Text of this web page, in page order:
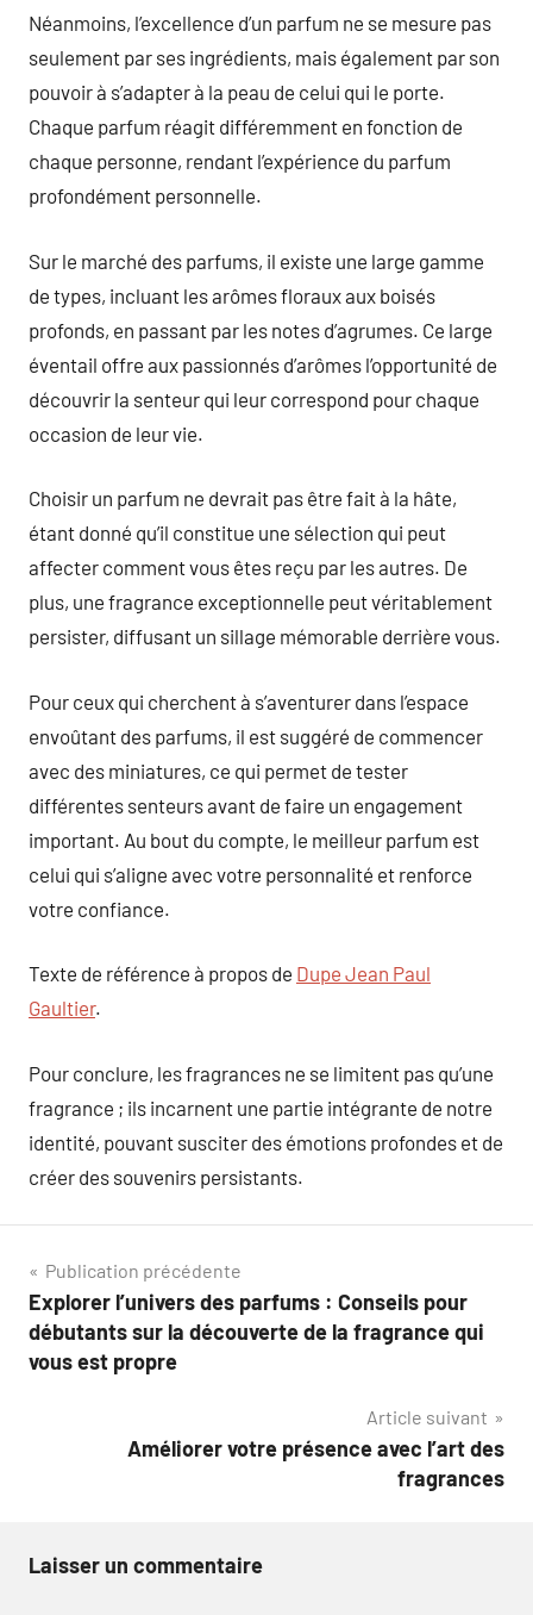
Néanmoins, l’excellence d’un parfum ne se mesure pas
seulement par ses ingrédients, mais également par son
pouvoir à s’adapter à la peau de celui qui le porte.
Chaque parfum réagit différemment en fonction de
chaque personne, rendant l’expérience du parfum
profondément personnelle.
Sur le marché des parfums, il existe une large gamme
de types, incluant les arômes floraux aux boisés
profonds, en passant par les notes d’agrumes. Ce large
éventail offre aux passionnés d’arômes l’opportunité de
découvrir la senteur qui leur correspond pour chaque
occasion de leur vie.
Choisir un parfum ne devrait pas être fait à la hâte,
étant donné qu’il constitue une sélection qui peut
affecter comment vous êtes reçu par les autres. De
plus, une fragrance exceptionnelle peut véritablement
persister, diffusant un sillage mémorable derrière vous.
Pour ceux qui cherchent à s’aventurer dans l’espace
envoûtant des parfums, il est suggéré de commencer
avec des miniatures, ce qui permet de tester
différentes senteurs avant de faire un engagement
important. Au bout du compte, le meilleur parfum est
celui qui s’aligne avec votre personnalité et renforce
votre confiance.
Texte de référence à propos de Dupe Jean Paul
Gaultier.
Pour conclure, les fragrances ne se limitent pas qu’une
fragrance ; ils incarnent une partie intégrante de notre
identité, pouvant susciter des émotions profondes et de
créer des souvenirs persistants.
Navigation
de
l’article
Publication précédente
Explorer l’univers des parfums : Conseils pour
débutants sur la découverte de la fragrance qui
vous est propre
Article suivant
Améliorer votre présence avec l’art des
fragrances
Laisser un commentaire